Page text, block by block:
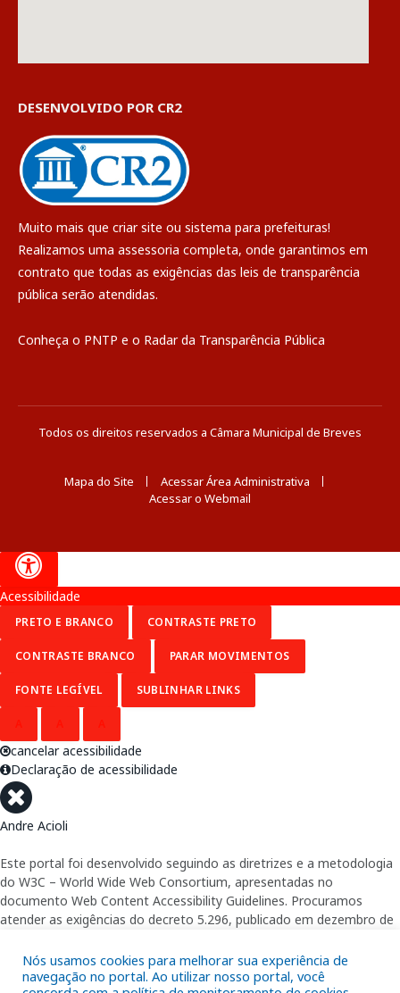
DESENVOLVIDO POR CR2
Muito mais que criar site ou sistema para prefeituras!
Realizamos uma assessoria completa, onde garantimos em
contrato que todas as exigências das leis de transparência
pública serão atendidas.
Conheça o PNTP e o Radar da Transparência Pública
Todos os direitos reservados a Câmara Municipal de Breves
Mapa do Site
Acessar Área Administrativa
Acessar o Webmail
Nós usamos cookies para melhorar sua experiência de
navegação no portal. Ao utilizar nosso portal, você
Acessibilidade
PRETO E BRANCO CONTRASTE PRETO
CONTRASTE BRANCO PARAR MOVIMENTOS
FONTE LEGÍVEL SUBLINHAR LINKS
cancelar acessibilidade
Declaração de acessibilidade
Andre Acioli
Este portal foi desenvolvido seguindo as diretrizes e a metodologia
do W3C – World Wide Web Consortium, apresentadas no
documento Web Content Accessibility Guidelines. Procuramos
atender as exigências do decreto 5.296, publicado em dezembro de
eletrônicos da administração pública na rede mundial de
computadores para o uso das pessoas com necessidades especiais,